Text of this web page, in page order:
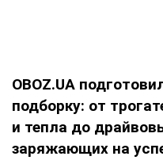
OBOZ.UA
подборку: от
и тепла до
заряжающих на